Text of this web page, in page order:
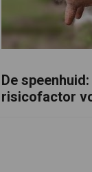
De
risicofactor